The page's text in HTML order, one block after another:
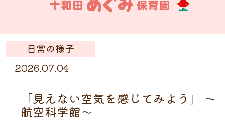
日常の様子
2026.07.04
「見えない空気を感じてみよう」 ～
航空科学館～